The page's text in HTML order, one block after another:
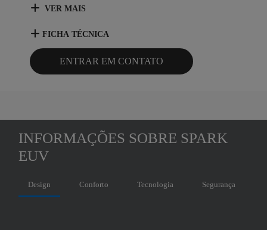
VER MAIS
FICHA TÉCNICA
ENTRAR EM CONTATO
INFORMAÇÕES SOBRE SPARK
EUV
Design Conforto Tecnologia Segurança